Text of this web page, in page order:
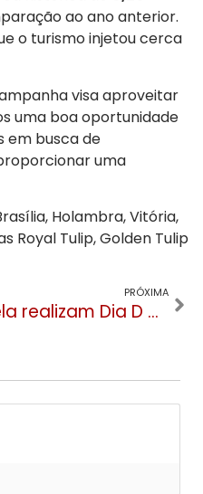
ao ano anterior.
o turismo injetou cerca
visa aproveitar
uma boa oportunidade
em busca de
uma
Holambra, Vitória,
Royal Tulip, Golden Tulip
PRÓXIMA
Gramado e Canela realizam Dia D de vacinação contra a gripe neste sábado